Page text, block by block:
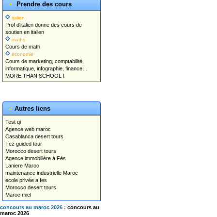
Prendre des cours
italien
Prof d'italien donne des cours de
soutien en italien
maths
Cours de math
economie
Cours de marketing, comptabilité,
informatique, infographie, finance…
MORE THAN SCHOOL !
Autres liens
Test qi
Agence web maroc
Casablanca desert tours
Fez guided tour
Morocco desert tours
Agence immobilière à Fés
Laniere Maroc
maintenance industrielle Maroc
ecole privée a fes
Morocco desert tours
Maroc miel
concours au maroc 2026 : concours au
maroc 2026